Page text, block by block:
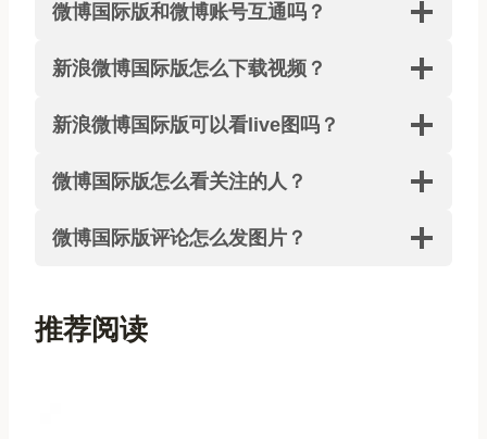
微博国际版和微博账号互通吗？
新浪微博国际版怎么下载视频？
新浪微博国际版可以看live图吗？
微博国际版怎么看关注的人？
微博国际版评论怎么发图片？
推荐阅读